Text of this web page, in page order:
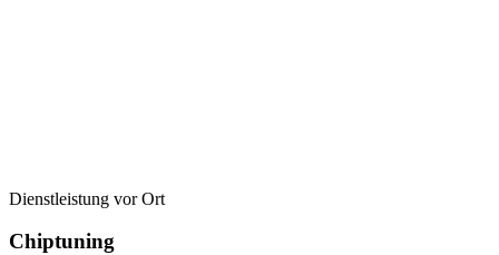
Dienstleistung vor Ort
Chiptuning